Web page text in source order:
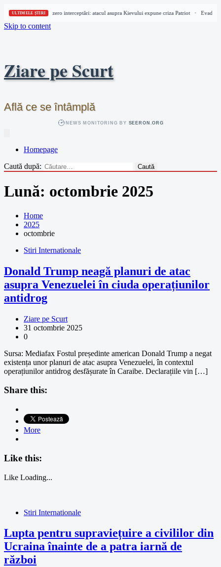
ULTIMELE ȘTIRI
rachete balistice și zero interceptări: atacul asupra Kievului expune criza Patriot • Evadare
Skip to content
Ziare pe Scurt
Află ce se întâmplă
NEWS MONITORING BY SEERON.ORG
Homepage
Caută după:
Lună: octombrie 2025
Home
2025
octombrie
Stiri Internationale
Donald Trump neagă planuri de atac
asupra Venezuelei în ciuda operațiunilor
antidrog
Ziare pe Scurt
31 octombrie 2025
0
Sursa: Mediafax Fostul președinte american Donald Trump a negat
existența unor planuri de atac asupra Venezuelei, în contextul
operațiunilor antidrog desfășurate în Caraibe. Declarațiile vin […]
Share this:
More
Like this:
Like Loading...
Stiri Internationale
Lupta pentru supraviețuire a civililor din
Ucraina înainte de a patra iarnă de
război